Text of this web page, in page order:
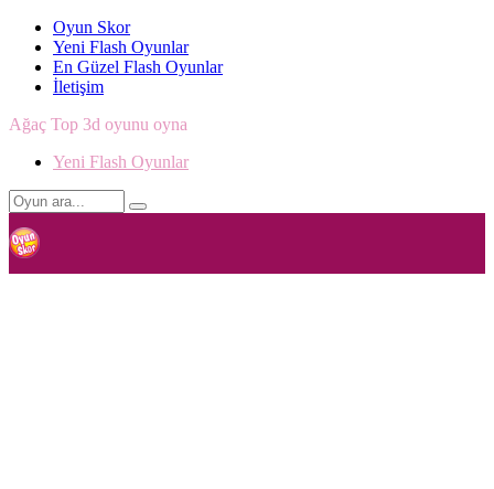
Oyun Skor
Yeni Flash Oyunlar
En Güzel Flash Oyunlar
İletişim
Ağaç Top 3d oyunu oyna
Yeni Flash Oyunlar